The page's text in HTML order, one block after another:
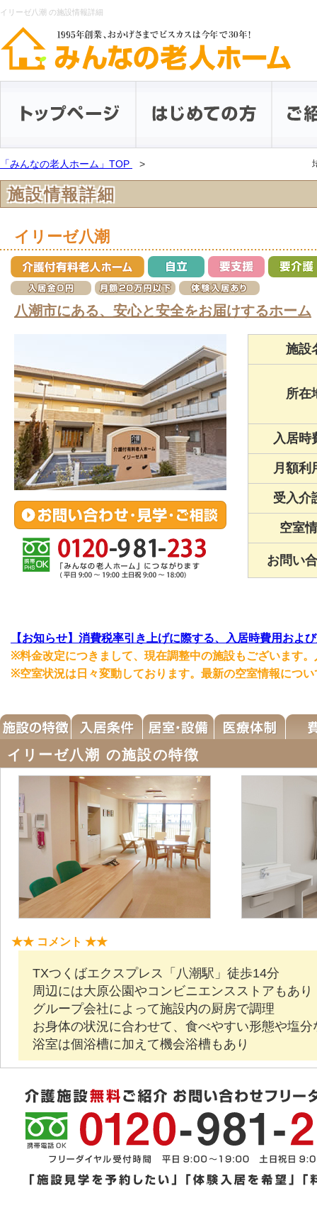
イリーゼ八潮 の施設情報詳細
「みんなの老人ホーム」TOP
施設情報詳細
イリーゼ八潮
八潮市にある、安心と安全をお届けするホーム
施設
所在
入居時
月額利
受入介
空室
お問い
【お知らせ】消費税率引き上げに際する、入居時費用およ
※料金改定につきまして、現在調整中の施設もございます
※空室状況は日々変動しております。最新の空室情報につ
イリーゼ八潮 の施設の特徴
★★ コメント ★★
TXつくばエクスプレス「八潮駅」徒歩14分
周辺には大原公園やコンビニエンスストアもあり
グループ会社によって施設内の厨房で調理
お身体の状況に合わせて、食べやすい形態や塩
浴室は個浴槽に加えて機会浴槽もあり